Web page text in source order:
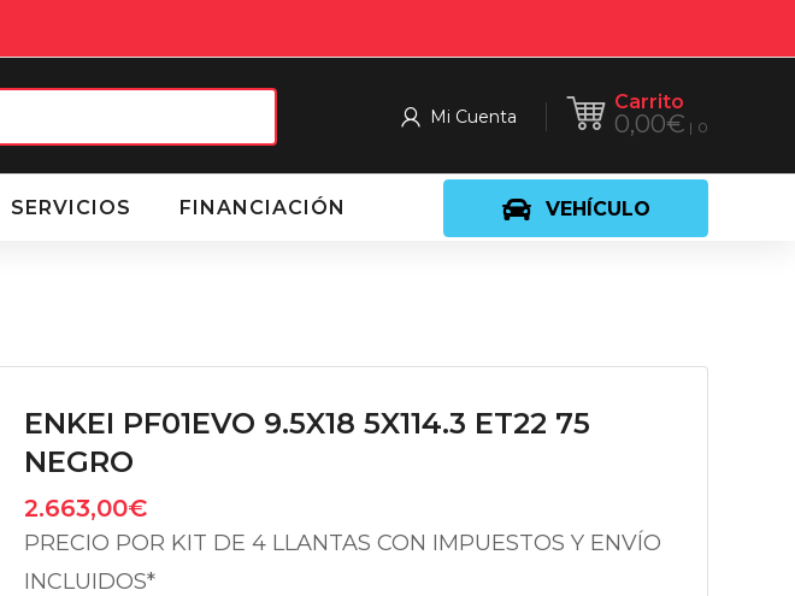
Carrito
0,00€ 0
Mi Cuenta
VEHÍCULO
SERVICIOS FINANCIACIÓN
ENKEI PF01EVO 9.5X18 5X114.3 ET22 75
NEGRO
2.663,00€
PRECIO POR KIT DE 4 LLANTAS CON IMPUESTOS Y ENVÍO
INCLUIDOS*